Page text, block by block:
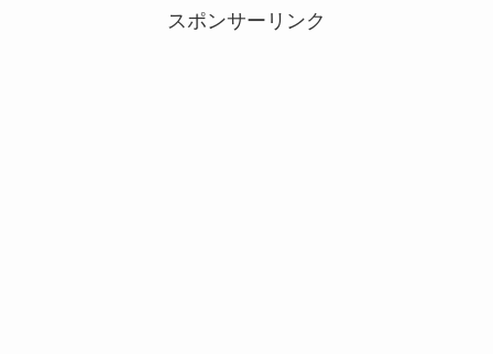
スポンサーリンク